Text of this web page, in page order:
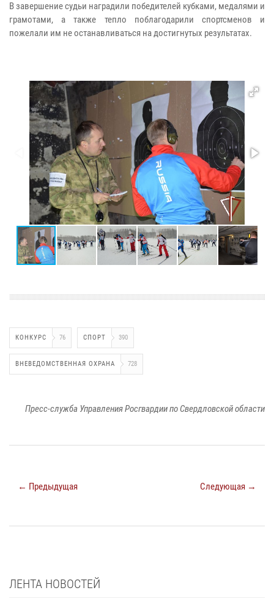
В завершение судьи наградили победителей кубками, медалями и
грамотами, а также тепло поблагодарили спортсменов и
пожелали им не останавливаться на достигнутых результатах.
КОНКУРС 76 СПОРТ 390
ВНЕВЕДОМСТВЕННАЯ ОХРАНА 728
Пресс-служба Управления Росгвардии по Свердловской области
← Предыдущая Следующая →
ЛЕНТА НОВОСТЕЙ